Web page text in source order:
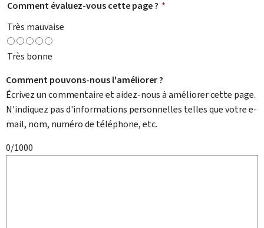
Comment évaluez-vous cette page ? *
Très mauvaise
Très bonne
Comment pouvons-nous l'améliorer ?
Écrivez un commentaire et aidez-nous à améliorer cette page.
N'indiquez pas d'informations personnelles telles que votre e-
mail, nom, numéro de téléphone, etc.
0/1000